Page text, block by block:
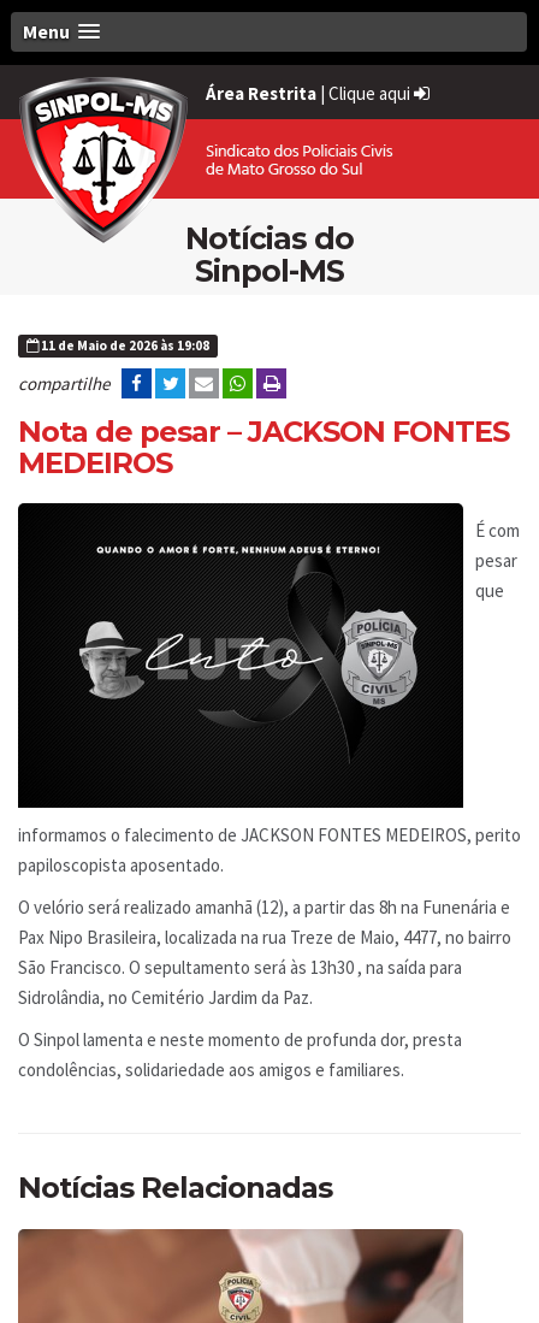
Menu
Área Restrita | Clique aqui
Notícias do
Sinpol-MS
11 de Maio de 2026 às 19:08
compartilhe
Nota de pesar – JACKSON FONTES
MEDEIROS
É com
pesar
que
informamos o falecimento de JACKSON FONTES MEDEIROS, perito
papiloscopista aposentado.
O velório será realizado amanhã (12), a partir das 8h na Funenária e
Pax Nipo Brasileira, localizada na rua Treze de Maio, 4477, no bairro
São Francisco. O sepultamento será às 13h30 , na saída para
Sidrolândia, no Cemitério Jardim da Paz.
O Sinpol lamenta e neste momento de profunda dor, presta
condolências, solidariedade aos amigos e familiares.
Notícias Relacionadas